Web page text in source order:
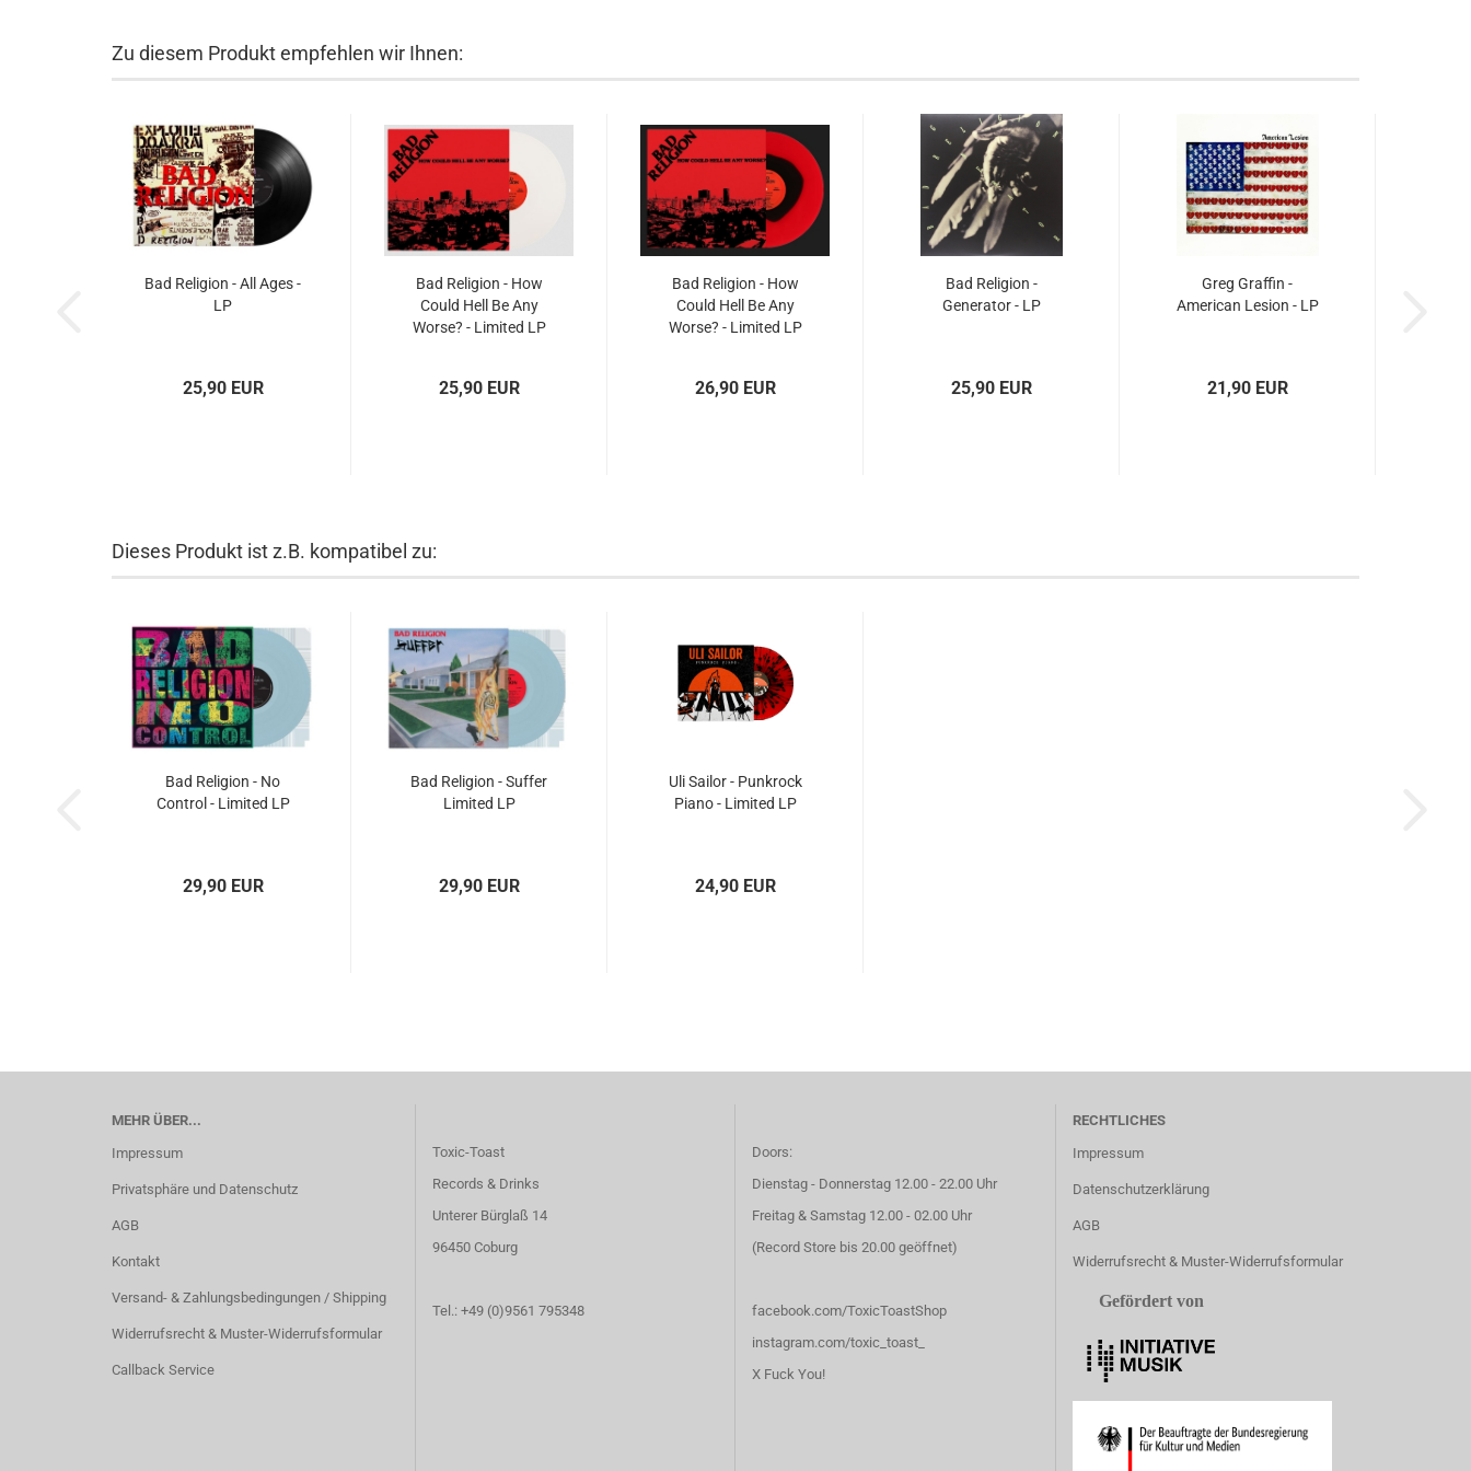
Zu diesem Produkt empfehlen wir Ihnen:
Bad Religion - All Ages -
LP
25,90 EUR
Bad Religion - How
Could Hell Be Any
Worse? - Limited LP
25,90 EUR
Bad Religion - How
Could Hell Be Any
Worse? - Limited LP
26,90 EUR
Bad Religion -
Generator - LP
25,90 EUR
Greg Graffin -
American Lesion - LP
21,90 EUR
Dieses Produkt ist z.B. kompatibel zu:
Bad Religion - No
Control - Limited LP
29,90 EUR
Bad Religion - Suffer
Limited LP
29,90 EUR
Uli Sailor - Punkrock
Piano - Limited LP
24,90 EUR
MEHR ÜBER...
Impressum
Privatsphäre und Datenschutz
AGB
Kontakt
Versand- & Zahlungsbedingungen / Shipping
Widerrufsrecht & Muster-Widerrufsformular
Callback Service
Toxic-Toast
Records & Drinks
Unterer Bürglaß 14
96450 Coburg
Tel.: +49 (0)9561 795348
Doors:
Dienstag - Donnerstag 12.00 - 22.00 Uhr
Freitag & Samstag 12.00 - 02.00 Uhr
(Record Store bis 20.00 geöffnet)
facebook.com/ToxicToastShop
instagram.com/toxic_toast_
X Fuck You!
RECHTLICHES
Impressum
Datenschutzerklärung
AGB
Widerrufsrecht & Muster-Widerrufsformular
Gefördert von